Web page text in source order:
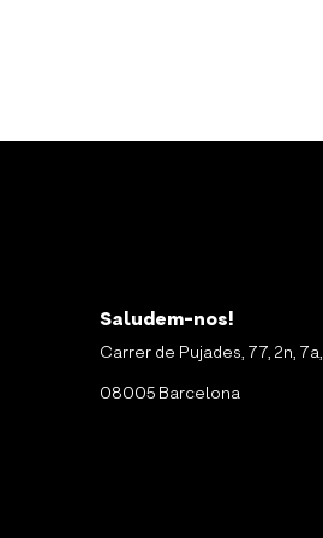
Saludem-nos!
Carrer de Pujades, 77, 2n, 7a,
08005 Barcelona